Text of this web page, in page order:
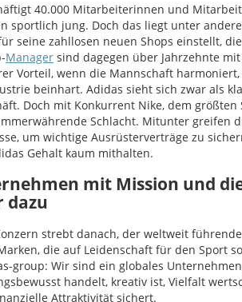
40.000 Mitarbeiterinnen und
sportlich jung. Doch das liegt unter
seine zahllosen neuen Shops einstellt,
Manager sind dagegen über Jahrzehnte
Vorteil, wenn die Mannschaft
beinhart. Adidas sieht sich zwar als
Doch mit Konkurrent Nike, dem
Schlacht. Mitunter greifen
um wichtige Ausrüsterverträge zu
Gehalt kaum mithalten.
mit Mission und
dazu
strebt danach, der weltweit
die auf Leidenschaft für den Sport
group: Wir sind ein globales
handelt, kreativ ist, Vielfalt
Attraktivität sichert.